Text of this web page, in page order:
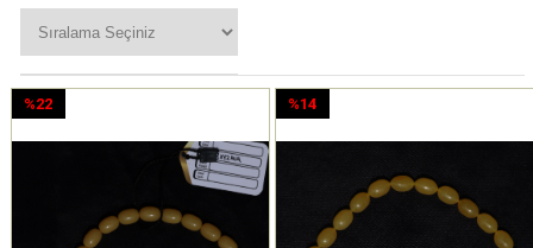
%22
%14